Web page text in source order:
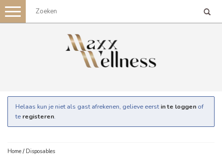
Toggle
navigation
Helaas kun je niet als gast afrekenen, gelieve eerst in te loggen of
te registeren.
Home / Disposables